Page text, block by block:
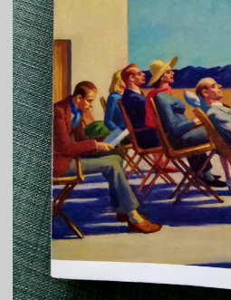
ET
LES
PAS
DE
CÔTÉ,
PARLER
SURTOUT
DE
LIVRES,
DONC,
MAIS
NE
PAS
S’INTERDIRE
D’AUTRES
HORIZONS.
BREF,
SE
JETER
À
L’EAU
OU
SE
REMETTRE
EN
SELLE
ET
VOIR
CE
QUI
ADVIENT.
AIRE(S)
LIBRE(S),
ÇA
COMMENCE
ICI.